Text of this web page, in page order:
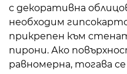
с декоративна
необходим
прикрепен към
пирони. Ако
равномерна, тогава